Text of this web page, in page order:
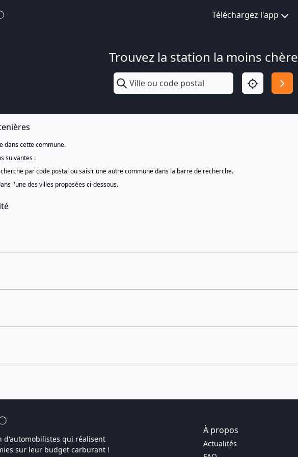
Téléchargez l'app
Trouvez la station la moins chère
dans cette commune.
suivantes :
par code postal ou saisir une autre commune dans la barre de recherche.
l'une des villes proposées ci-dessous.
d'automobilistes qui réalisent
sur leur budget carburant !
À propos
Actualités